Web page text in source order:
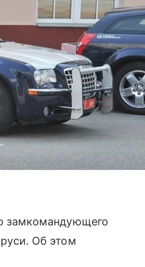
замкомандующего
Об этом